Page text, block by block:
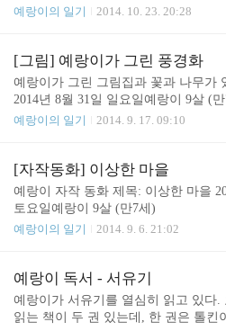
[아기 웜뱃의 한 주 Baby Wombat's
고 싶다는 이야기였다. 그리고 오늘 답
편함에 예랑이 이름으로 된 봉투가 들
예랑이한테 올 게 뭐가 있지?" 라는 생
가지고 들어왔다. 그리고 예랑이한테
혹시 그건가?" 라는 게 그 답장인가?
지였던 것이다. 진짜 그 답장이었다.
프렌치의 답장이 온 것이다. 예쁜 그림
는 ..
예랑이의 일기 2014. 10. 23. 20:28
[그림] 예랑이가 그린 풍경화
예랑이가 그린 그림집과 꽃과 나무가
2014년 8월 31일 일요일예랑이 9살 (
예랑이의 일기
2014. 9. 17. 09:10
[자작동화] 이상한 마을
예랑이 자작 동화 제목: 이상한 마을
토요일예랑이 9살 (만7세)
예랑이의 일기
2014. 9. 6. 21:02
예랑이 독서 - 서유기
예랑이가 서유기를 열심히 읽고 있다.
읽는 책이 두 권 있는데, 한 권은 톨킨